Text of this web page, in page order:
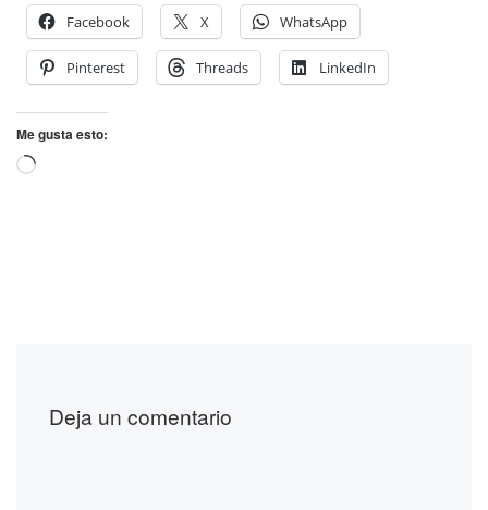
Facebook
X WhatsApp
Pinterest Threads LinkedIn
Me gusta esto:
Cargando...
Deja un comentario